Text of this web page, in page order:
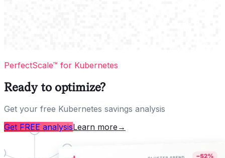
PerfectScale™ for Kubernetes
Ready to optimize?
Get your free Kubernetes savings analysis
Get FREE analysisLearn more →